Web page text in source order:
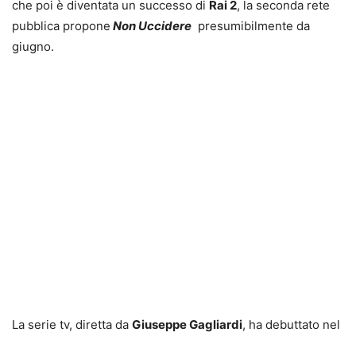
che poi è diventata un successo di Rai 2, la seconda rete
pubblica propone Non Uccidere presumibilmente da
giugno.
La serie tv, diretta da Giuseppe Gagliardi, ha debuttato nel